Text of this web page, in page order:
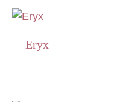
Eryx